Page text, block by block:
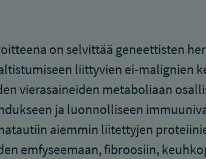
on selvittää geneettisten
liittyvien ei-malignien
vierasaineiden metaboliaan
ja luonnolliseen
aiemmin liitettyjen
emfyseemaan, fibroosiin,